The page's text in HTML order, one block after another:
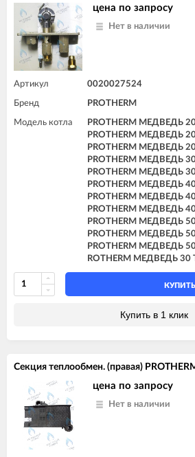
цена по запросу
Нет в наличии
Артикул 0020027524
Бренд PROTHERM
Модель котла
PROTHERM МЕДВЕДЬ
PROTHERM МЕДВЕДЬ
PROTHERM МЕДВЕДЬ
PROTHERM МЕДВЕДЬ
PROTHERM МЕДВЕДЬ
PROTHERM МЕДВЕДЬ
PROTHERM МЕДВЕДЬ
PROTHERM МЕДВЕДЬ
PROTHERM МЕДВЕДЬ
PROTHERM МЕДВЕДЬ
PROTHERM МЕДВЕДЬ
ROTHERM МЕДВЕДЬ 30
КУПИТЬ
Купить в 1 клик
Секция теплообмен. (правая)
цена по запросу
Нет в наличии